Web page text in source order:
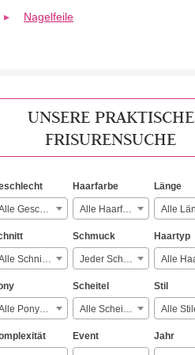
Nagelfeile
UNSERE PRAKTISCHE
FRISURENSUCHE
Alle Geschlechter
Haarfarbe
Alle Haarfarben
Länge
Alle
Alle Schnitte
Schmuck
Jeder Schmuck
Haartyp
Alle Ponyarten
Scheitel
Alle Scheitelarten
Stil
Alle
Event Jahr